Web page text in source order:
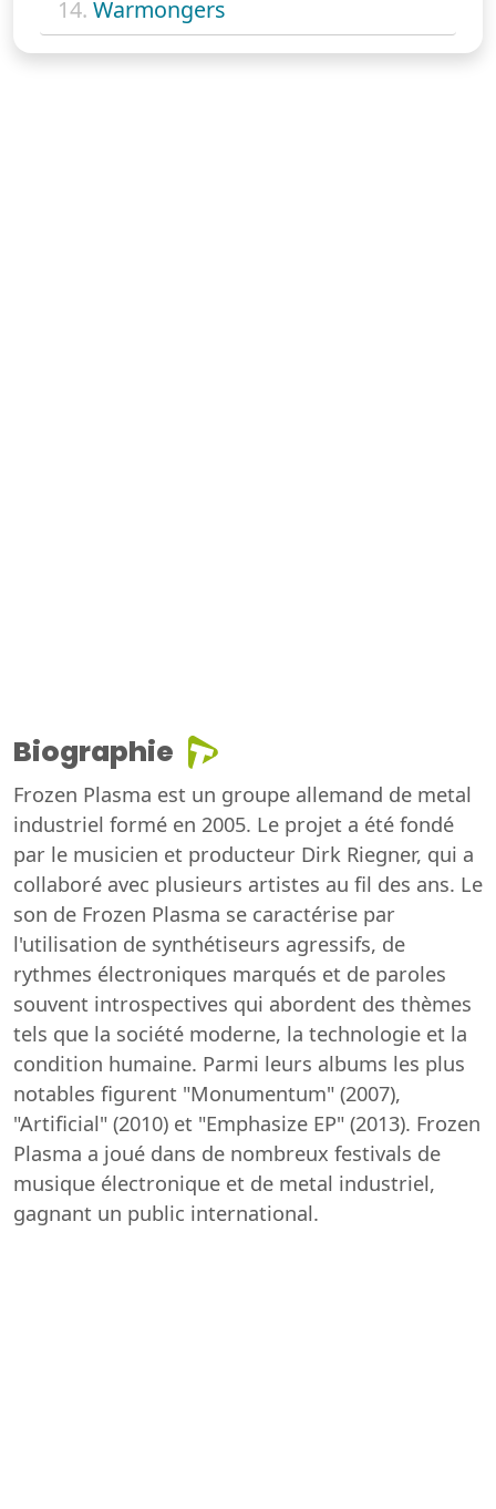
14. Warmongers
Biographie
Frozen Plasma est un groupe allemand de metal
industriel formé en 2005. Le projet a été fondé
par le musicien et producteur Dirk Riegner, qui a
collaboré avec plusieurs artistes au fil des ans. Le
son de Frozen Plasma se caractérise par
l'utilisation de synthétiseurs agressifs, de
rythmes électroniques marqués et de paroles
souvent introspectives qui abordent des thèmes
tels que la société moderne, la technologie et la
condition humaine. Parmi leurs albums les plus
notables figurent "Monumentum" (2007),
"Artificial" (2010) et "Emphasize EP" (2013). Frozen
Plasma a joué dans de nombreux festivals de
musique électronique et de metal industriel,
gagnant un public international.